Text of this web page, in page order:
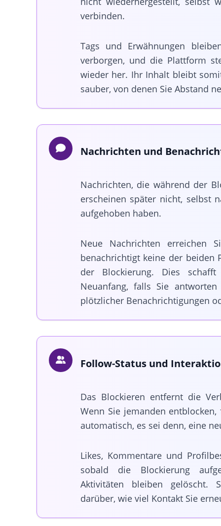
verbinden.
Tags und Erwähnungen
verborgen, und die Plattform
wieder her. Ihr Inhalt bleibt
sauber, von denen Sie Abstand
Nachrichten und
Nachrichten, die während der
erscheinen später nicht, selbst
aufgehoben haben.
Neue Nachrichten erreichen
benachrichtigt keine der beiden
der Blockierung. Dies
Neuanfang, falls Sie
plötzlicher Benachrichtigungen
Follow-Status und
Das Blockieren entfernt die
Wenn Sie jemanden
automatisch, es sei denn, eine
Likes, Kommentare und
sobald die Blockierung
Aktivitäten bleiben gelöscht.
darüber, wie viel Kontakt Sie